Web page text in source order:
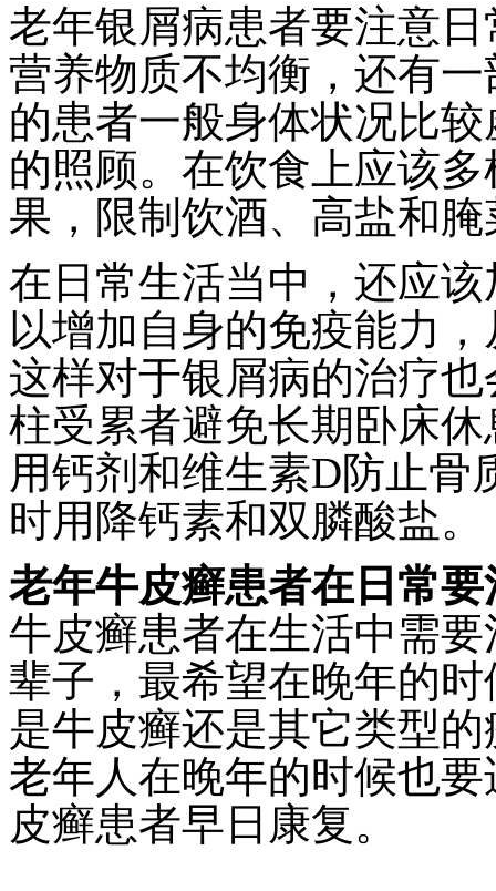
老年银屑病患者要注意日
营养物质不均衡，还有
的患者一般身体状况比
的照顾。在饮食上应该
果，限制饮酒、高盐和
在日常生活当中，还应
以增加自身的免疫能力
这样对于银屑病的治疗
柱受累者避免长期卧床
用钙剂和维生素D防止骨
时用降钙素和双膦酸盐。
老年牛皮癣患者在日常
牛皮癣患者在生活中需
辈子，最希望在晚年的
是牛皮癣还是其它类型
老年人在晚年的时候也
皮癣患者早日康复。